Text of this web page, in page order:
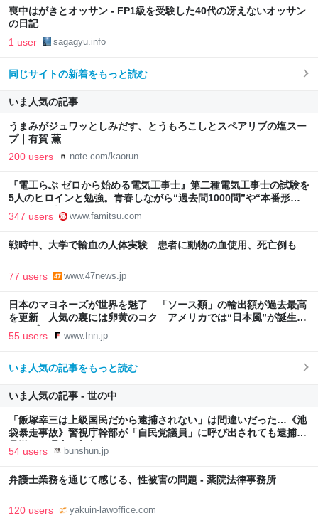
喪中はがきとオッサン - FP1級を受験した40代の冴えないオッサン
の日記
1 user sagagyu.info
同じサイトの新着をもっと読む
いま人気の記事
うまみがジュワッとしみだす、とうもろこしとスペアリブの塩スー
プ｜有賀 薫
200 users note.com/kaorun
『電工らぶ ゼロから始める電気工事士』第二種電気工事士の試験を
5人のヒロインと勉強。青春しながら“過去問1000問”や“本番形式
CBT模擬試験”で本格的に学べるノベルゲーム | ゲーム・エンタメ
最新情報のファミ通.com
347 users www.famitsu.com
戦時中、大学で輸血の人体実験 患者に動物の血使用、死亡例も
77 users www.47news.jp
日本のマヨネーズが世界を魅了 「ソース類」の輸出額が過去最高
を更新 人気の裏には卵黄のコク アメリカでは“日本風”が誕生｜
FNNプライムオンライン
55 users www.fnn.jp
いま人気の記事をもっと読む
いま人気の記事 - 世の中
「飯塚幸三は上級国民だから逮捕されない」は間違いだった…《池
袋暴走事故》警視庁幹部が「自民党議員」に呼び出されても逮捕を
見送った理由 | 文春オンライン
54 users bunshun.jp
弁護士業務を通じて感じる、性被害の問題 - 薬院法律事務所
120 users yakuin-lawoffice.com